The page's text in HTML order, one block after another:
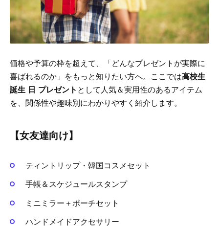
価格や予算の枠を超えて、「どんなプレゼントが実際に
喜ばれるのか」をもっと知りたい方へ。ここでは高校生
誕生 日 プレゼント として人気＆実用性のあるアイテム
を、関係性や趣味別にわかりやすく紹介します。
【女友達向け】
ティントリップ・韓国コスメセット
手帳＆スケジュールスタンプ
ミニミラー＋ポーチセット
ハンドメイドアクセサリー